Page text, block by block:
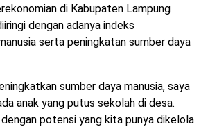
di Kabupaten Lampung
dengan adanya indeks
serta peningkatan sumber daya
sumber daya manusia, saya
anak yang putus sekolah di desa.
potensi yang kita punya dikelola